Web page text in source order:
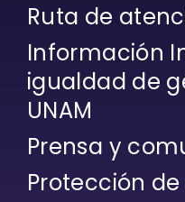
Ruta de
Información
igualdad de
UNAM
Prensa y
Protección